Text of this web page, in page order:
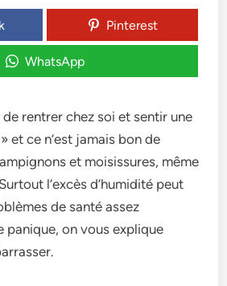
Pinterest
WhatsApp
de rentrer chez soi et sentir une
et ce n’est jamais bon de
et moisissures, même
l’excès d’humidité peut
de santé assez
panique, on vous explique